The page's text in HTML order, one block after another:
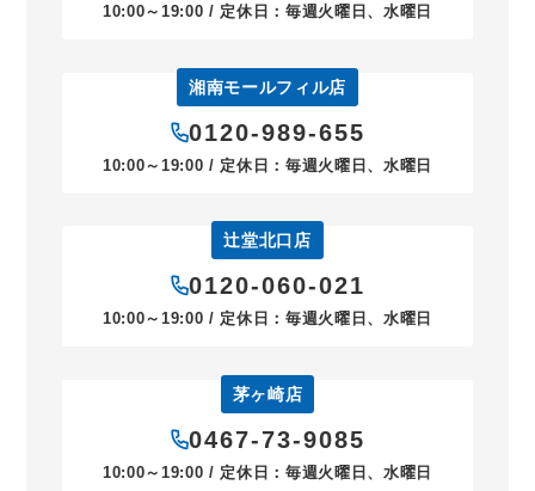
10:00～19:00 / 定休日：毎週火曜日、水曜日
湘南モールフィル店
0120-989-655
10:00～19:00 / 定休日：毎週火曜日、水曜日
辻堂北口店
0120-060-021
10:00～19:00 / 定休日：毎週火曜日、水曜日
茅ヶ崎店
0467-73-9085
10:00～19:00 / 定休日：毎週火曜日、水曜日